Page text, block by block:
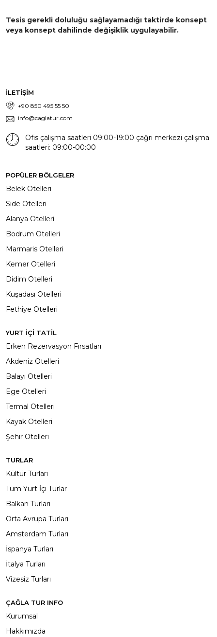
Tesis gerekli doluluğu sağlayamadığı taktirde konsept
veya konsept dahilinde değişiklik uygulayabilir.
İLETİŞİM
+90 850 495 55 50
info@caglatur.com
Ofis çalışma saatleri 09:00-19:00 çağrı merkezi çalışma
saatleri: 09:00-00:00
POPÜLER BÖLGELER
Belek Otelleri
Side Otelleri
Alanya Otelleri
Bodrum Otelleri
Marmaris Otelleri
Kemer Otelleri
Didim Otelleri
Kuşadası Otelleri
Fethiye Otelleri
YURT İÇİ TATİL
Erken Rezervasyon Fırsatları
Akdeniz Otelleri
Balayı Otelleri
Ege Otelleri
Termal Otelleri
Kayak Otelleri
Şehir Otelleri
TURLAR
Kültür Turları
Tüm Yurt İçi Turlar
Balkan Turları
Orta Avrupa Turları
Amsterdam Turları
İspanya Turları
İtalya Turları
Vizesiz Turları
ÇAĞLA TUR INFO
Kurumsal
Hakkımızda